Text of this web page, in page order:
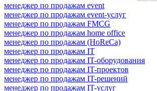
менеджер по продажам event
менеджер по продажам event-услуг
менеджер по продажам FMCG
менеджер по продажам home office
менеджер по продажам (HoReCa)
менеджер по продажам IT
менеджер по продажам IT-оборудования
менеджер по продажам IT-проектов
менеджер по продажам IT-решений
менеджер по продажам IT-услуг